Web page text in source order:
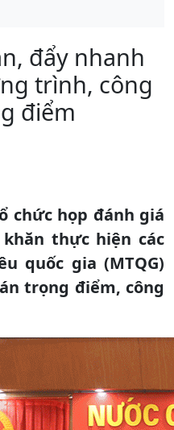
đẩy nhanh
trình, công
điểm
chức họp đánh giá
thực hiện các
quốc gia (MTQG)
trọng điểm, công